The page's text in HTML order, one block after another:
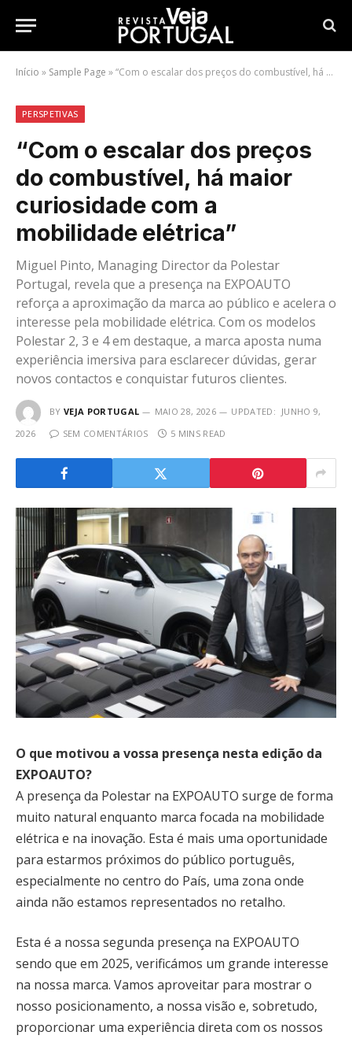
Início » Sample Page »“Com o escalar dos preços do combustível, há maior curiosidade com a mobilidade elétrica”
PERSPETIVAS
“Com o escalar dos preços
do combustível, há maior
curiosidade com a
mobilidade elétrica”
Miguel Pinto, Managing Director da Polestar
Portugal, revela que a presença na EXPOAUTO
reforça a aproximação da marca ao público e acelera o
interesse pela mobilidade elétrica. Com os modelos
Polestar 2, 3 e 4 em destaque, a marca aposta numa
experiência imersiva para esclarecer dúvidas, gerar
novos contactos e conquistar futuros clientes.
BY VEJA PORTUGAL MAIO 28, 2026 UPDATED: JUNHO 9,
2026
SEM COMENTÁRIOS 5 MINS READ
O que motivou a vossa presença nesta edição da
EXPOAUTO?
A presença da Polestar na EXPOAUTO surge de forma
muito natural enquanto marca focada na mobilidade
elétrica e na inovação. Esta é mais uma oportunidade
para estarmos próximos do público português,
especialmente no centro do País, uma zona onde
ainda não estamos representados no retalho.
Esta é a nossa segunda presença na EXPOAUTO
sendo que em 2025, verificámos um grande interesse
na nossa marca. Vamos aproveitar para mostrar o
nosso posicionamento, a nossa visão e, sobretudo,
proporcionar uma experiência direta com os nossos